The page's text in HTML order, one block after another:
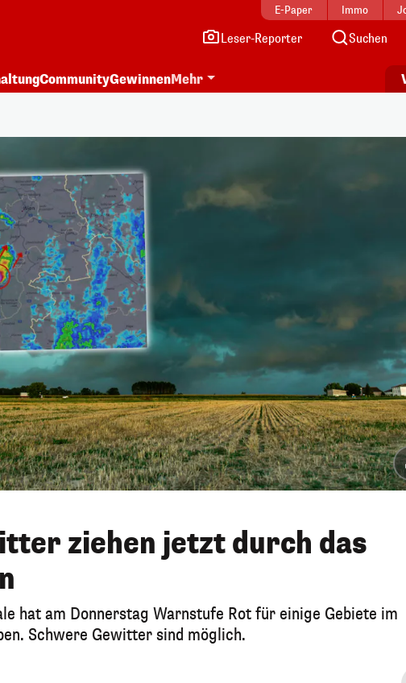
E-Paper Immo
Leser-Reporter Suchen
CommunityGewinnenMehr
ziehen jetzt durch das
hat am Donnerstag Warnstufe Rot für einige Gebiete im
Schwere Gewitter sind möglich.